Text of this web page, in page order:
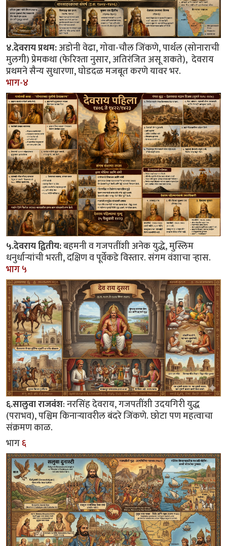
४.देवराय प्रथम:अडोनी वेढा, गोवा-चौल जिंकणे, पार्थल (सोनाराची
मुलगी) प्रेमकथा (फेरिश्ता नुसार, अतिरंजित असू शकते), देवराय
प्रथमने सैन्य सुधारणा, घोडदळ मजबूत करणे यावर भर.
भाग-४
५.देवराय द्वितीय:बहमनी व गजपतींशी अनेक युद्धे, मुस्लिम
धनुर्धाऱ्यांची भरती, दक्षिण व पूर्वेकडे विस्तार. संगम वंशाचा ऱ्हास.
भाग ५
६.सालुवा राजवंश: नरसिंह देवराय, गजपतींशी उदयगिरी युद्ध
(पराभव), पश्चिम किनाऱ्यावरील बंदरे जिंकणे. छोटा पण महत्वाचा
संक्रमण काळ.
भाग६